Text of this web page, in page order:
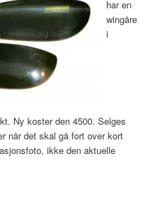
har en
wingåre
i
Ny koster den 4500. Selges
når det skal gå fort over kort
ikke den aktuelle